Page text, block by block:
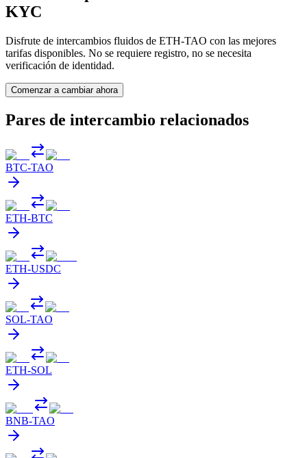
KYC
Disfrute de intercambios fluidos de ETH-TAO con las mejores
tarifas disponibles. No se requiere registro, no se necesita
verificación de identidad.
Comenzar a cambiar ahora
Pares de intercambio relacionados
BTC-TAO
ETH-BTC
ETH-USDC
SOL-TAO
ETH-SOL
BNB-TAO